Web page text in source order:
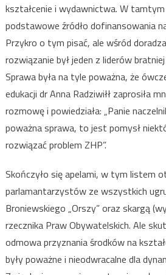
kształcenie i wydawnictwa. W
podstawowe źródło dofinansowania
Przykro o tym pisać, ale wśród
rozwiązanie był jeden z liderów
Sprawa była na tyle poważna, że
edukacji dr Anna Radziwiłł zaprosiła
rozmowę i powiedziała: „Panie
poważna sprawa, to jest pomysł
rozwiązać problem ZHP”.
Skończyło się apelami, w tym listem
parlamantarzystów ze wszystkich
Broniewskiego „Orszy” oraz skargą
rzecznika Praw Obywatelskich. Ale
odmowa przyznania środków na
były poważne i nieodwracalne dla